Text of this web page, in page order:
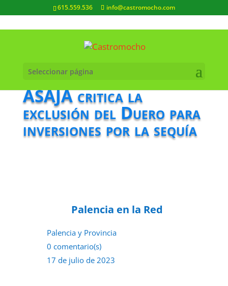
615.559.536 info@castromocho.com
Seleccionar página
ASAJA critica la
exclusión del Duero para
inversiones por la sequía
Palencia en la Red
Palencia y Provincia
0 comentario(s)
17 de julio de 2023